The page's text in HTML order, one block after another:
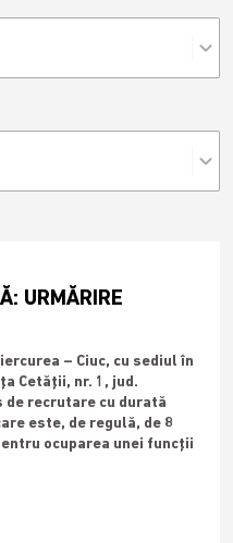
URMĂRIRE
– Ciuc, cu sediul în
Cetății, nr. 1, jud.
de recrutare cu durată
este, de regulă, de 8
ocuparea unei funcții